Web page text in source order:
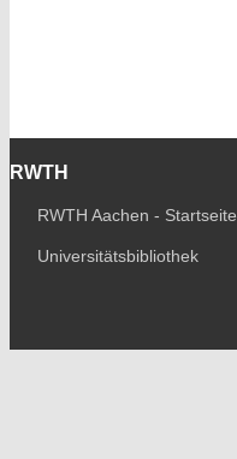
RWTH
RWTH Aachen - Startseite
Universitätsbibliothek